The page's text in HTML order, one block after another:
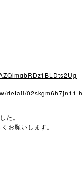
detail/
た。
お願いします。